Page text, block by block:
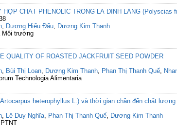
HỢP CHẤT PHENOLIC TRONG LÁ ĐINH LĂNG
, Dương Hiếu Đẩu, Dương Kim Thanh
Môi trường
QUALITY OF ROASTED JACKFRUIT SEED POWDER
, Bùi Thị Loan, Dương Kim Thanh, Phan Thị Thanh Quế,
Technologia Alimentaria
heterophyllus L.) và thời gian chần đến chất
, Lê Duy Nghĩa, Phan Thị Thanh Quế, Dương Kim Thanh